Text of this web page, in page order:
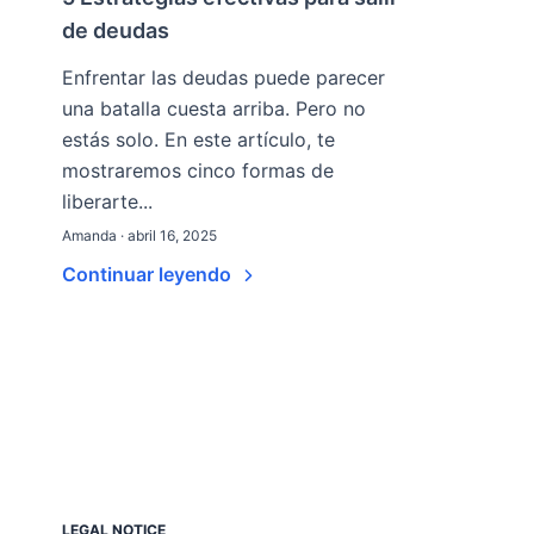
de deudas
Enfrentar las deudas puede parecer
una batalla cuesta arriba. Pero no
estás solo. En este artículo, te
mostraremos cinco formas de
liberarte...
Amanda · abril 16, 2025
Continuar leyendo
LEGAL NOTICE